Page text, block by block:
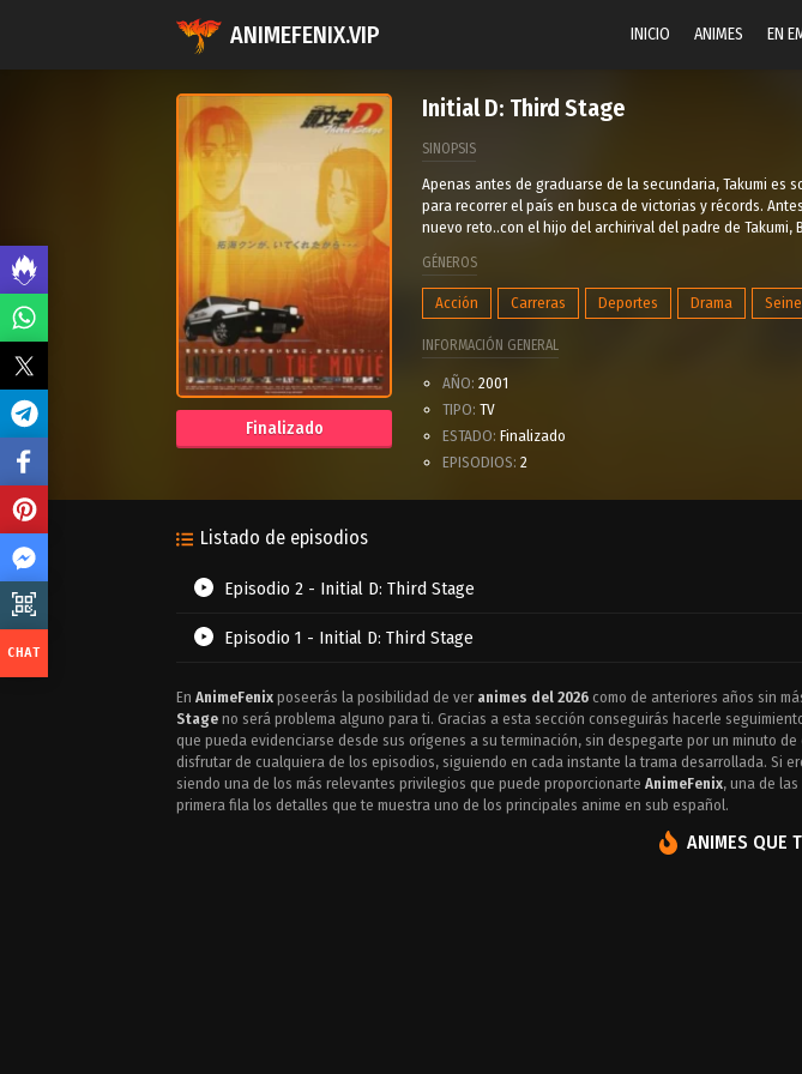
ANIMEFENIX.VIP INICIO ANIMES EN
Finalizado
Initial D: Third Stage
SINOPSIS
Apenas antes de graduarse de la secundaria, Takumi es
para recorrer el país en busca de victorias y récords.
nuevo reto..con el hijo del archirival del padre de Takumi,
GÉNEROS
Acción Carreras Deportes Drama
INFORMACIÓN GENERAL
AÑO: 2001
TIPO: TV
ESTADO: Finalizado
EPISODIOS: 2
Listado de episodios
Episodio 2 - Initial D: Third Stage
Episodio 1 - Initial D: Third Stage
En AnimeFenix poseerás la posibilidad de ver animes del 2026 como de anteriores años sin
Stage no será problema alguno para ti. Gracias a esta sección conseguirás hacerle
que pueda evidenciarse desde sus orígenes a su terminación, sin despegarte por un minuto de
disfrutar de cualquiera de los episodios, siguiendo en cada instante la trama desarrollada. Si
siendo una de los más relevantes privilegios que puede proporcionarte AnimeFenix, una de
primera fila los detalles que te muestra uno de los principales anime en sub español.
ANIMES QUE